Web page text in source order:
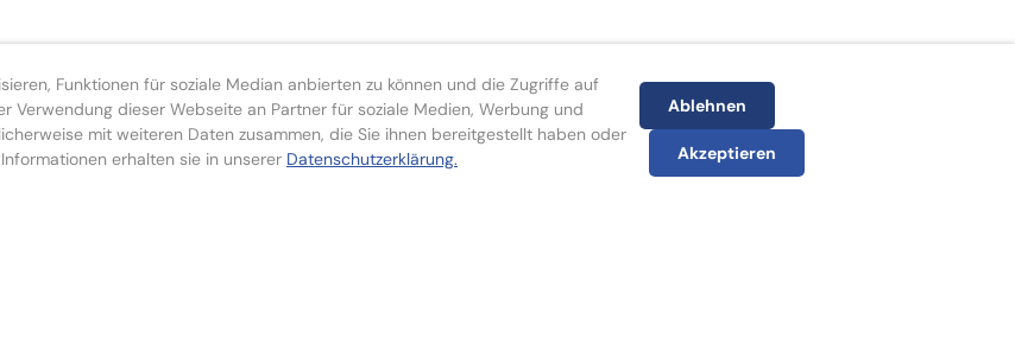
Funktionen für soziale Median anbierten zu können und die Zugriffe auf
dieser Webseite an Partner für soziale Medien, Werbung und
mit weiteren Daten zusammen, die Sie ihnen bereitgestellt haben oder
erhalten sie in unserer Datenschutzerklärung.
Ablehnen
Akzeptieren